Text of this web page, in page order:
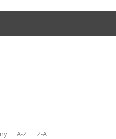
A-Z Z-A